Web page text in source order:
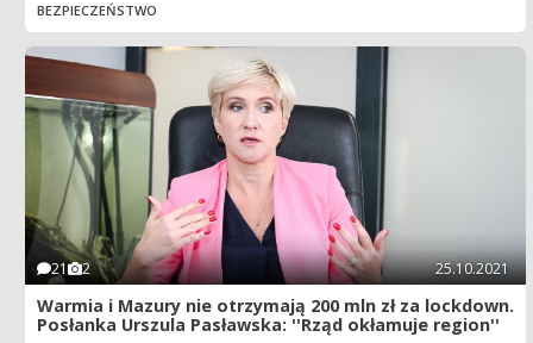
BEZPIECZEŃSTWO
21 2 25.10.2021
Warmia i Mazury nie otrzymają 200 mln zł za lockdown.
Posłanka Urszula Pasławska: ''Rząd okłamuje region''